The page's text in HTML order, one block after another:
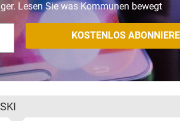
Lesen Sie was Kommunen bewegt